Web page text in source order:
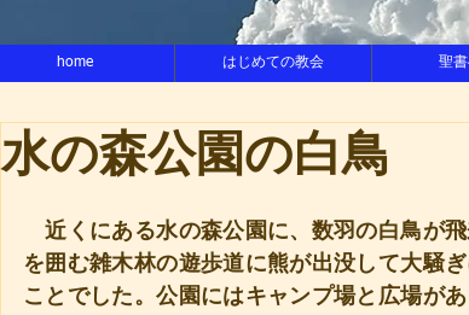
home はじめての教会 聖書
水の森公園の白鳥
近くにある水の森公園に、数羽の白鳥が
を囲む雑木林の遊歩道に熊が出没して大騒
ことでした。公園にはキャンプ場と広場が